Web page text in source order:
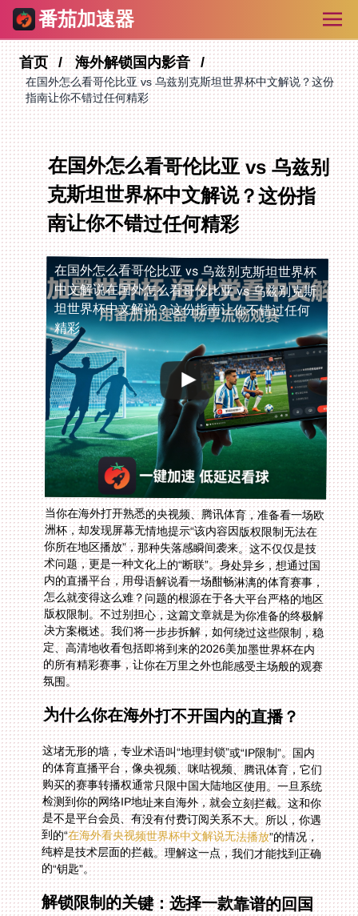
番茄加速器
首页 海外解锁国内影音
在国外怎么看哥伦比亚 vs 乌兹别克斯坦世界杯中文解说？这份
指南让你不错过任何精彩
在国外怎么看哥伦比亚 vs 乌兹别
克斯坦世界杯中文解说？这份指
南让你不错过任何精彩
在国外怎么看哥伦比亚 vs 乌兹别克斯坦世界杯
中文解说在国外怎么看哥伦比亚 vs 乌兹别克斯
坦世界杯中文解说？这份指南让你不错过任何
精彩
当你在海外打开熟悉的央视频、腾讯体育，准备看一场欧
洲杯，却发现屏幕无情地提示“该内容因版权限制无法在
你所在地区播放”，那种失落感瞬间袭来。这不仅仅是技
术问题，更是一种文化上的“断联”。身处异乡，想通过国
内的直播平台，用母语解说看一场酣畅淋漓的体育赛事，
怎么就变得这么难？问题的根源在于各大平台严格的地区
版权限制。不过别担心，这篇文章就是为你准备的终极解
决方案概述。我们将一步步拆解，如何绕过这些限制，稳
定、高清地收看包括即将到来的2026美加墨世界杯在内
的所有精彩赛事，让你在万里之外也能感受主场般的观赛
氛围。
为什么你在海外打不开国内的直播？
这堵无形的墙，专业术语叫“地理封锁”或“IP限制”。国内
的体育直播平台，像央视频、咪咕视频、腾讯体育，它们
购买的赛事转播权通常只限中国大陆地区使用。一旦系统
检测到你的网络IP地址来自海外，就会立刻拦截。这和你
是不是平台会员、有没有付费订阅关系不大。所以，你遇
到的“在海外看央视频世界杯中文解说无法播放”的情况，
纯粹是技术层面的拦截。理解这一点，我们才能找到正确
的“钥匙”。
解锁限制的关键：选择一款靠谱的回国